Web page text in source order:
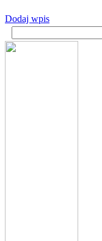
Dodaj wpis